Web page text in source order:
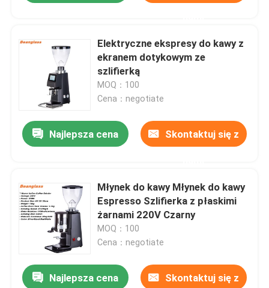
Elektryczne ekspresy do kawy z
ekranem dotykowym ze
szlifierką
MOQ：100
Cena：negotiate
Najlepsza cena Skontaktuj się z
Młynek do kawy Młynek do kawy
Espresso Szlifierka z płaskimi
żarnami 220V Czarny
MOQ：100
Cena：negotiate
Najlepsza cena Skontaktuj się z